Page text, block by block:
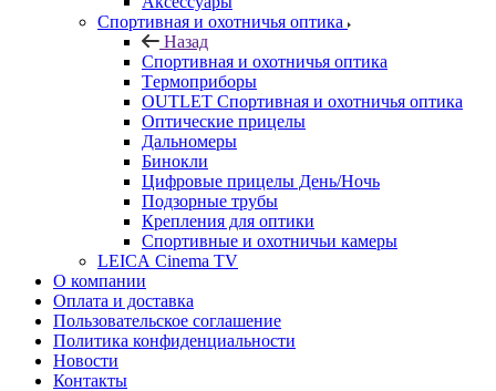
Спортивная и охотничья оптика
Назад
Спортивная и охотничья оптика
Tермоприборы
OUTLET Спортивная и охотничья оптика
Оптические прицелы
Дальномеры
Бинокли
Цифровые прицелы День/Ночь
Подзорные трубы
Крепления для оптики
Спортивные и охотничьи камеры
LEICA Cinema TV
О компании
Оплата и доставка
Пользовательское соглашение
Политика конфиденциальности
Новости
Контакты